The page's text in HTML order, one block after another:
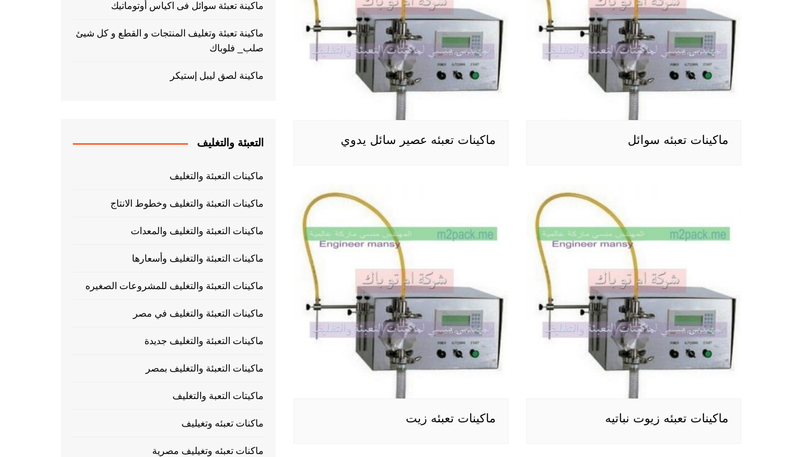
ماكينات تعبئه سوائل ماكينات تعبئه عصير سائل يدوي
ماكينات تعبئه زيوت نباتيه ماكينات تعبئه زيت
ماكينة تعبئة سوائل فى اكياس أوتوماتيك
ماكينة تعبئة وتغليف المنتجات و القطع و كل شيئ
صلب_ فلوباك
ماكينة لصق ليبل إستيكر
التعبئة والتغليف
ماكينات التعبئة والتغليف
ماكينات التعبئة والتغليف وخطوط الانتاج
ماكينات التعبئة والتغليف والمعدات
ماكينات التعبئة والتغليف وأسعارها
ماكينات التعبئة والتغليف للمشروعات الصغيره
ماكينات التعبئة والتغليف في مصر
ماكينات التعبئة والتغليف جديدة
ماكينات التعبئة والتغليف بمصر
ماكيتات التعبة والتغليف
ماكنات تعبئه وتغيليف
ماكنات تعبئه وتغيليف مصرية